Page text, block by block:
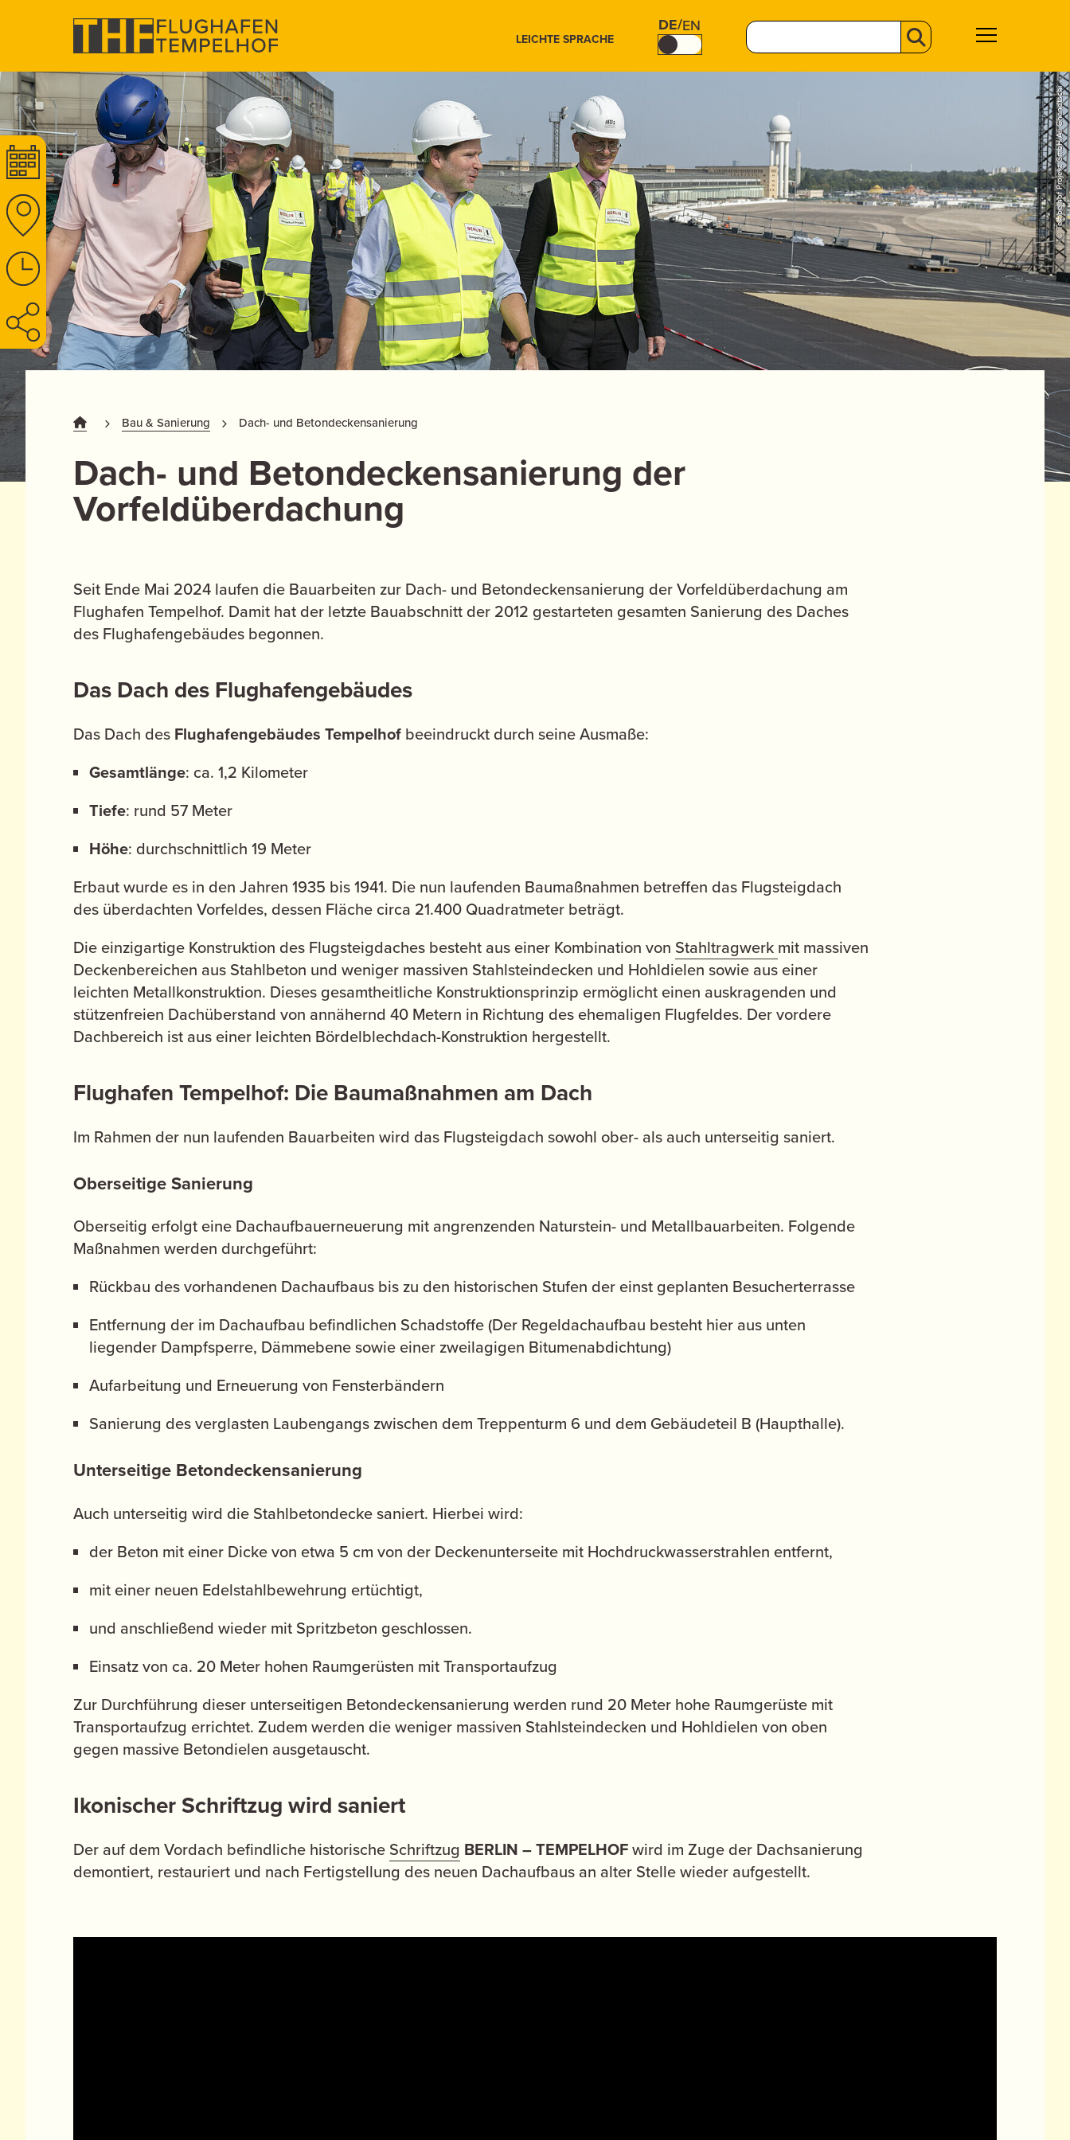
LEICHTE SPRACHE
DE/EN
© Tempelhof Projekt GmbH/Ali Ghandtschi
Bau & Sanierung Dach- und Betondeckensanierung
Dach- und Betondeckensanierung der
Vorfeldüberdachung
Seit Ende Mai 2024 laufen die Bauarbeiten zur Dach- und Betondeckensanierung der Vorfeldüberdachung am
Flughafen Tempelhof. Damit hat der letzte Bauabschnitt der 2012 gestarteten gesamten Sanierung des Daches
des Flughafengebäudes begonnen.
Das Dach des Flughafengebäudes
Das Dach des Flughafengebäudes Tempelhof beeindruckt durch seine Ausmaße:
Gesamtlänge: ca. 1,2 Kilometer
Tiefe: rund 57 Meter
Höhe: durchschnittlich 19 Meter
Erbaut wurde es in den Jahren 1935 bis 1941. Die nun laufenden Baumaßnahmen betreffen das Flugsteigdach
des überdachten Vorfeldes, dessen Fläche circa 21.400 Quadratmeter beträgt.
Die einzigartige Konstruktion des Flugsteigdaches besteht aus einer Kombination von Stahltragwerk mit massiven
Deckenbereichen aus Stahlbeton und weniger massiven Stahlsteindecken und Hohldielen sowie aus einer
leichten Metallkonstruktion. Dieses gesamtheitliche Konstruktionsprinzip ermöglicht einen auskragenden und
stützenfreien Dachüberstand von annähernd 40 Metern in Richtung des ehemaligen Flugfeldes. Der vordere
Dachbereich ist aus einer leichten Bördelblechdach-Konstruktion hergestellt.
Flughafen Tempelhof: Die Baumaßnahmen am Dach
Im Rahmen der nun laufenden Bauarbeiten wird das Flugsteigdach sowohl ober- als auch unterseitig saniert.
Oberseitige Sanierung
Oberseitig erfolgt eine Dachaufbauerneuerung mit angrenzenden Naturstein- und Metallbauarbeiten. Folgende
Maßnahmen werden durchgeführt:
Rückbau des vorhandenen Dachaufbaus bis zu den historischen Stufen der einst geplanten Besucherterrasse
Entfernung der im Dachaufbau befindlichen Schadstoffe (Der Regeldachaufbau besteht hier aus unten
liegender Dampfsperre, Dämmebene sowie einer zweilagigen Bitumenabdichtung)
Aufarbeitung und Erneuerung von Fensterbändern
Sanierung des verglasten Laubengangs zwischen dem Treppenturm 6 und dem Gebäudeteil B (Haupthalle).
Unterseitige Betondeckensanierung
Auch unterseitig wird die Stahlbetondecke saniert. Hierbei wird:
der Beton mit einer Dicke von etwa 5 cm von der Deckenunterseite mit Hochdruckwasserstrahlen entfernt,
mit einer neuen Edelstahlbewehrung ertüchtigt,
und anschließend wieder mit Spritzbeton geschlossen.
Einsatz von ca. 20 Meter hohen Raumgerüsten mit Transportaufzug
Zur Durchführung dieser unterseitigen Betondeckensanierung werden rund 20 Meter hohe Raumgerüste mit
Transportaufzug errichtet. Zudem werden die weniger massiven Stahlsteindecken und Hohldielen von oben
gegen massive Betondielen ausgetauscht.
Ikonischer Schriftzug wird saniert
Der auf dem Vordach befindliche historische Schriftzug BERLIN – TEMPELHOFwird im Zuge der Dachsanierung
demontiert, restauriert und nach Fertigstellung des neuen Dachaufbaus an alter Stelle wieder aufgestellt.